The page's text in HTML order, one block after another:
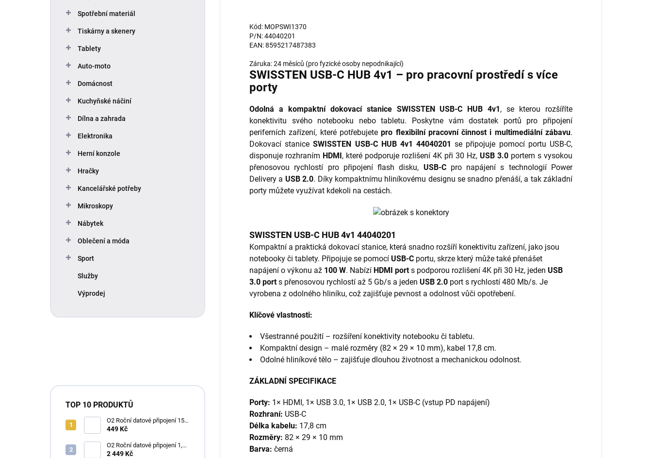
Spotřební materiál
Tiskárny a skenery
Tablety
Auto-moto
Domácnost
Kuchyňské náčiní
Dílna a zahrada
Elektronika
Herní konzole
Hračky
Kancelářské potřeby
Mikroskopy
Nábytek
Oblečení a móda
Sport
Služby
Výprodej
TOP 10 PRODUKTŮ
O2 Roční datové připojení 15
GB
449 Kč
O2 Roční datové připojení 1,2
TB
2 449 Kč
Kód: MOPSWI1370
P/N: 44040201
EAN: 8595217487383
Záruka: 24 měsíců (pro fyzické osoby nepodnikající)
SWISSTEN USB-C HUB 4v1 – pro pracovní prostředí s více
porty
Odolná a kompaktní dokovací stanice SWISSTEN USB-C HUB 4v1 , se kterou rozšíříte
konektivitu svého notebooku nebo tabletu. Poskytne vám dostatek portů pro připojení
periferních zařízení, které potřebujetepro flexibilní pracovní činnost i multimediální zábavu.
Dokovací stanice SWISSTEN USB-C HUB 4v1 44040201se připojuje pomocí portu USB-C,
disponuje rozhraním HDMI , které podporuje rozlišení 4K při 30 Hz, USB 3.0 portem s vysokou
přenosovou rychlostí pro připojení flash disku, USB-C pro napájení s technologií Power
Delivery a USB 2.0. Díky kompaktnímu hliníkovému designu se snadno přenáší, a tak základní
porty můžete využívat kdekoli na cestách.
SWISSTEN USB-C HUB 4v1 44040201
Kompaktní a praktická dokovací stanice, která snadno rozšíří konektivitu zařízení, jako jsou
notebooky či tablety. Připojuje se pomocí USB-C portu, skrze který může také přenášet
napájení o výkonu až 100 W. Nabízí HDMI ports podporou rozlišení 4K při 30 Hz, jeden USB
3.0 ports přenosovou rychlostí až 5 Gb/s a jeden USB 2.0 port s rychlostí 480 Mb/s. Je
vyrobena z odolného hliníku, což zajišťuje pevnost a odolnost vůči opotřebení.
Klíčové vlastnosti:
Všestranné použití – rozšíření konektivity notebooku či tabletu.
Kompaktní design – malé rozměry (82 × 29 × 10 mm), kabel 17,8 cm.
Odolné hliníkové tělo – zajišťuje dlouhou životnost a mechanickou odolnost.
ZÁKLADNÍ SPECIFIKACE
Porty: 1× HDMI, 1× USB 3.0, 1× USB 2.0, 1× USB-C (vstup PD napájení)
Rozhraní: USB-C
Délka kabelu: 17,8 cm
Rozměry: 82 × 29 × 10 mm
Barva: černá